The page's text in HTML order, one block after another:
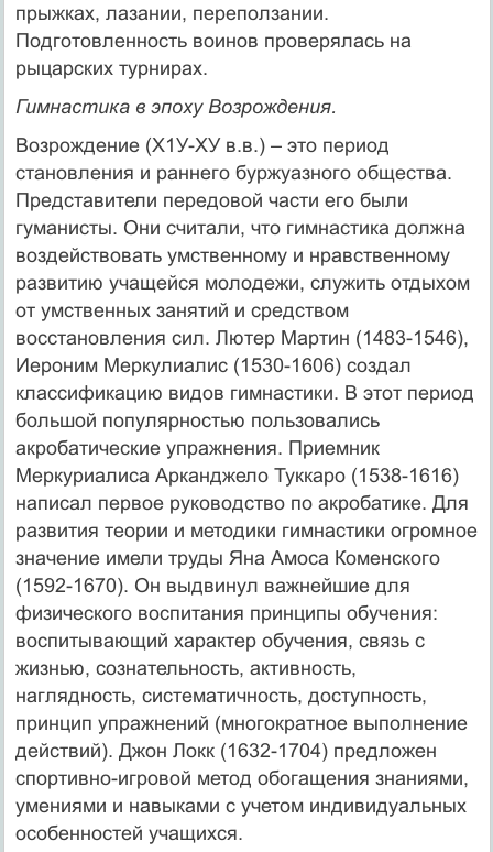
прыжках, лазании, переползании.
Подготовленность воинов проверялась на
рыцарских турнирах.
Гимнастика в эпоху Возрождения.
Возрождение (Х1У-ХУ в.в.) – это период
становления и раннего буржуазного общества.
Представители передовой части его были
гуманисты. Они считали, что гимнастика должна
воздействовать умственному и нравственному
развитию учащейся молодежи, служить отдыхом
от умственных занятий и средством
восстановления сил. Лютер Мартин (1483-1546),
Иероним Меркулиалис (1530-1606) создал
классификацию видов гимнастики. В этот период
большой популярностью пользовались
акробатические упражнения. Приемник
Меркуриалиса Арканджело Туккаро (1538-1616)
написал первое руководство по акробатике. Для
развития теории и методики гимнастики огромное
значение имели труды Яна Амоса Коменского
(1592-1670). Он выдвинул важнейшие для
физического воспитания принципы обучения:
воспитывающий характер обучения, связь с
жизнью, сознательность, активность,
наглядность, систематичность, доступность,
принцип упражнений (многократное выполнение
действий). Джон Локк (1632-1704) предложен
спортивно-игровой метод обогащения знаниями,
умениями и навыками с учетом индивидуальных
особенностей учащихся.